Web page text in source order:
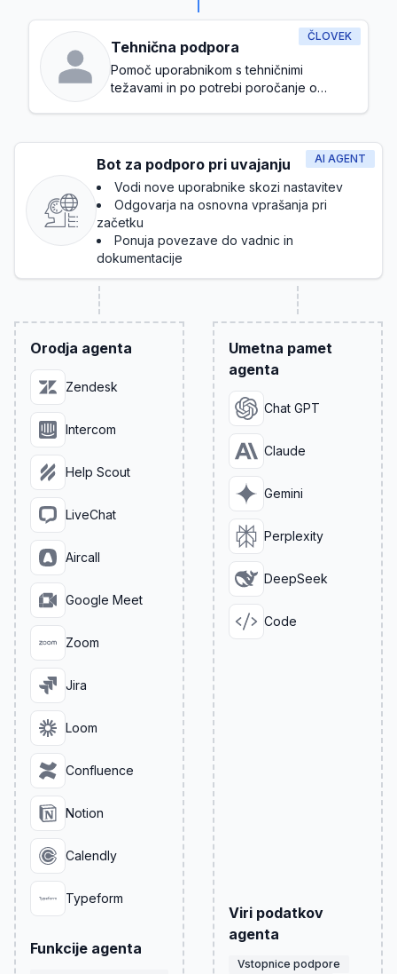
ČLOVEK
Tehnična podpora
Pomoč uporabnikom s tehničnimi
težavami in po potrebi poročanje o
AI AGENT
Bot za podporo pri uvajanju
Vodi nove uporabnike skozi nastavitev
Odgovarja na osnovna vprašanja pri
začetku
Ponuja povezave do vadnic in
dokumentacije
Orodja agenta
Zendesk
Intercom
Help Scout
LiveChat
Aircall
Google Meet
Zoom
Jira
Loom
Confluence
Notion
Calendly
Typeform
Funkcije agenta
Umetna pamet
agenta
Chat GPT
Claude
Gemini
Perplexity
DeepSeek
Code
Viri podatkov
agenta
Vstopnice podpore